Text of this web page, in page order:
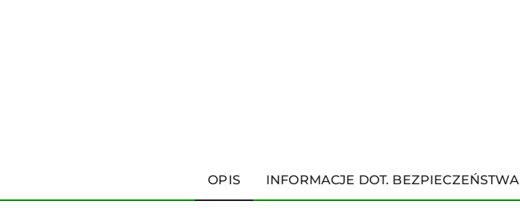
OPIS INFORMACJE DOT. BEZPIECZEŃSTWA